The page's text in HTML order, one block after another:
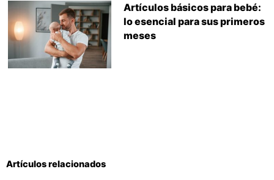
Artículos básicos para bebé:
lo esencial para sus primeros
meses
Artículos relacionados